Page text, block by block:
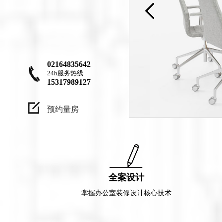
不只是为了让客
户满意，更应
02164835642
24h服务热线
15317989127
预约量房
全案设计
掌握办公室装修设计核心技术